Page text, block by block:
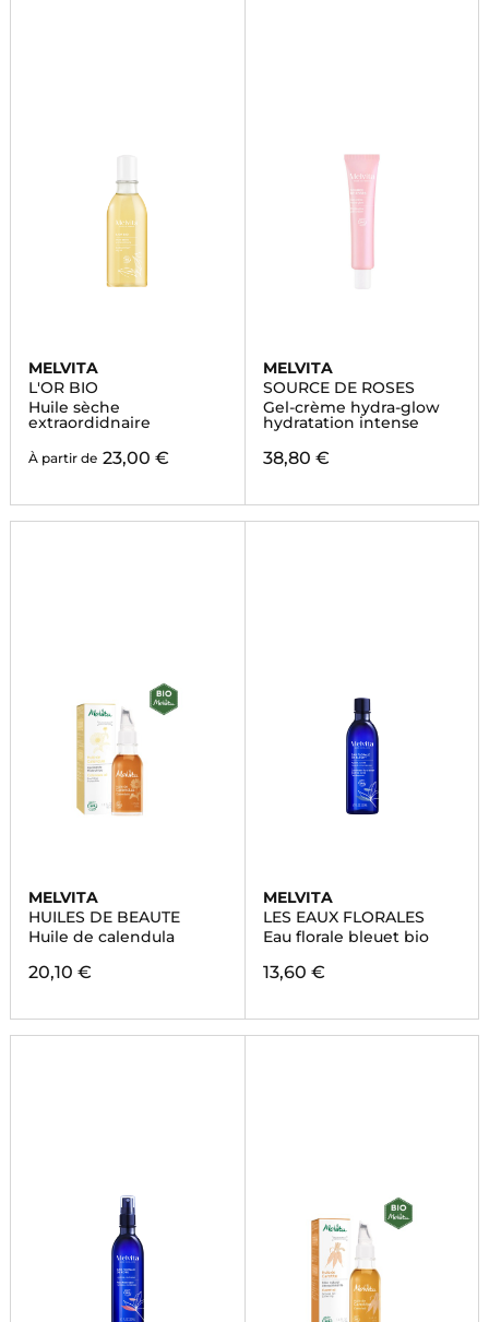
MELVITA
L'OR BIO
Huile sèche
extraordidnaire
À partir de 23,00 €
MELVITA
SOURCE DE ROSES
Gel-crème hydra-glow
hydratation intense
38,80 €
MELVITA
HUILES DE BEAUTE
Huile de calendula
20,10 €
MELVITA
LES EAUX FLORALES
Eau florale bleuet bio
13,60 €